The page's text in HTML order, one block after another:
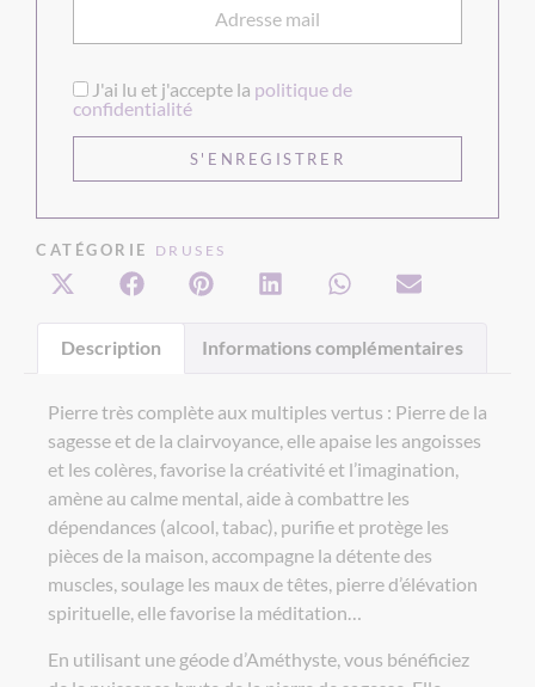
J'ai lu et j'accepte la politique de
confidentialité
CATÉGORIE DRUSES
Description Informations complémentaires
Pierre très complète aux multiples vertus : Pierre de la
sagesse et de la clairvoyance, elle apaise les angoisses
et les colères, favorise la créativité et l’imagination,
amène au calme mental, aide à combattre les
dépendances (alcool, tabac), purifie et protège les
pièces de la maison, accompagne la détente des
muscles, soulage les maux de têtes, pierre d’élévation
spirituelle, elle favorise la méditation…
En utilisant une géode d’Améthyste, vous bénéficiez